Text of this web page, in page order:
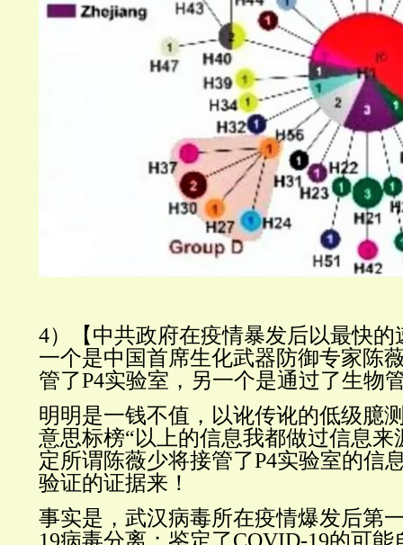
4）【中共政府在疫情暴发后以最快
一个是中国首席生化武器防御专家陈
管了P4实验室，另一个是通过了生物
明明是一钱不值，以讹传讹的低级臆
意思标榜“以上的信息我都做过信息来
定所谓陈薇少将接管了P4实验室的信
验证的证据来！
事实是，武汉病毒所在疫情爆发后第